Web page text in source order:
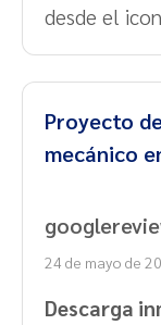
desde el
Proyecto
mecánico
24 de mayo de
Descarga